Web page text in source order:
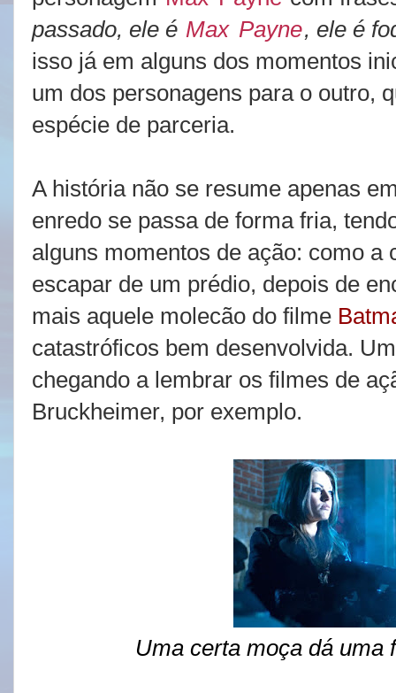
passado, ele é Max Payne, ele é
isso já em alguns dos momentos
um dos personagens para o outro,
espécie de parceria.
A história não se resume apenas
enredo se passa de forma fria,
alguns momentos de ação: como a
escapar de um prédio, depois de
mais aquele molecão do filme
catastróficos bem desenvolvida.
chegando a lembrar os filmes de
Bruckheimer, por exemplo.
Uma certa moça dá uma